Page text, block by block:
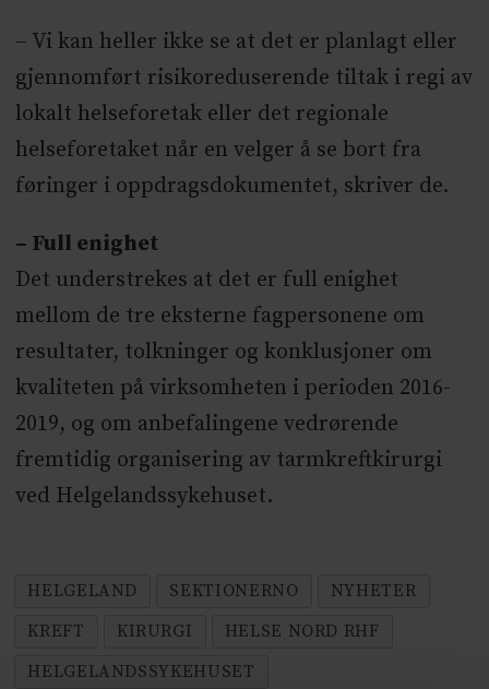
– Vi kan heller ikke se at det er planlagt eller
gjennomført risikoreduserende tiltak i regi av
lokalt helseforetak eller det regionale
helseforetaket når en velger å se bort fra
føringer i oppdragsdokumentet, skriver de.
– Full enighet
Det understrekes at det er full enighet
mellom de tre eksterne fagpersonene om
resultater, tolkninger og konklusjoner om
kvaliteten på virksomheten i perioden 2016-
2019, og om anbefalingene vedrørende
fremtidig organisering av tarmkreftkirurgi
ved Helgelandssykehuset.
HELGELAND SEKTIONERNO
NYHETER
KREFT
KIRURGI
HELSE NORD RHF
HELGELANDSSYKEHUSET